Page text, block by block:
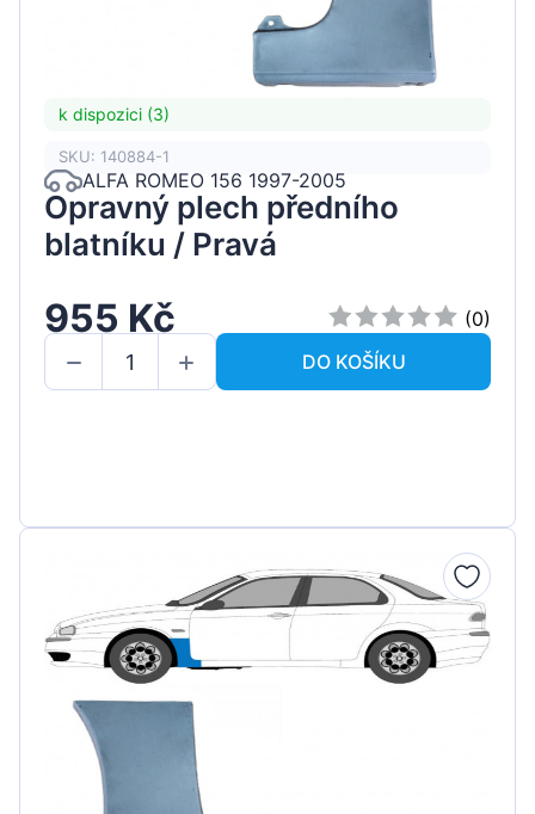
k dispozici (3)
SKU: 140884-1
ALFA ROMEO 156 1997-2005
Opravný plech předního
blatníku / Pravá
955 Kč
(0)
DO KOŠÍKU